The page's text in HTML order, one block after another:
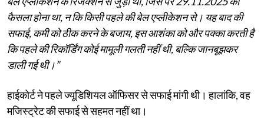
फैसला होना था, न कि किसी पहले की बेल एप्लीकेशन से। यह बाद की
सफाई, कमी को ठीक करने के बजाय, इस आशंका को और पक्का करती है
कि पहले की रिकॉर्डिंग कोई मामूली गलती नहीं थी, बल्कि जानबूझकर
डाली गई थी।”
हाईकोर्ट ने पहले ज्यूडिशियल ऑफिसर से सफाई मांगी थी। हालांकि, वह
मजिस्ट्रेट की सफाई से सहमत नहीं था।